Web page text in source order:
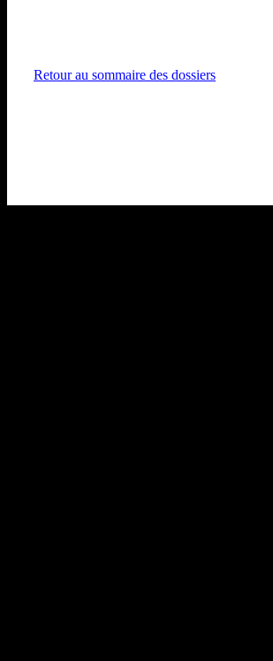
Retour au sommaire des dossiers